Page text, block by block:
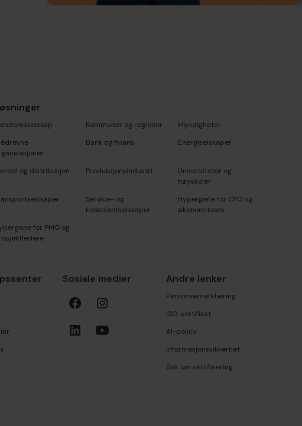
Kommuner og regioner
Myndigheter
Bank og finans Energiselskaper
og distribusjon Produksjonsindustri
Universiteter og
høyskoler
Service- og
konsulentselskaper
Hypergene for CFO og
økonomiteam
for PMO og
Sosiale medier Andre lenker
Personvernerklæring
ISO-sertifikat
AI-policy
Informasjonssikkerhet
Søk om sertifisering